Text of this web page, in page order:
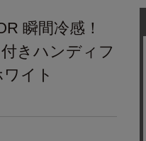
瞬間冷感！
きハンディフ
イト